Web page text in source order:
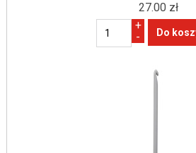
27.00 zł
+
-